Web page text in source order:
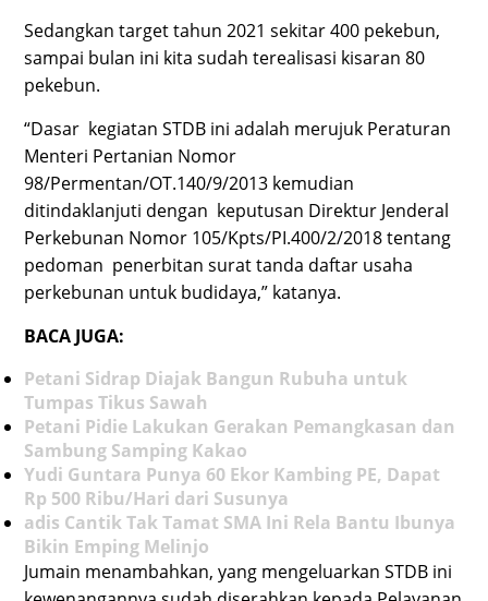
Sedangkan target tahun 2021 sekitar 400 pekebun,
sampai bulan ini kita sudah terealisasi kisaran 80
pekebun.
“Dasar kegiatan STDB ini adalah merujuk Peraturan
Menteri Pertanian Nomor
98/Permentan/OT.140/9/2013 kemudian
ditindaklanjuti dengan keputusan Direktur Jenderal
Perkebunan Nomor 105/Kpts/PI.400/2/2018 tentang
pedoman penerbitan surat tanda daftar usaha
perkebunan untuk budidaya,” katanya.
BACA JUGA:
Petani Sidrap Diajak Bangun Rubuha untuk
Tumpas Tikus Sawah
Petani Pidie Lakukan Gerakan Pemangkasan dan
Sambung Samping Kakao
Yudi Guntara Punya 60 Ekor Kambing PE, Dapat
Rp 500 Ribu/Hari dari Susunya
adis Cantik Tak Tamat SMA Ini Rela Bantu Ibunya
Bikin Emping Melinjo
Jumain menambahkan, yang mengeluarkan STDB ini